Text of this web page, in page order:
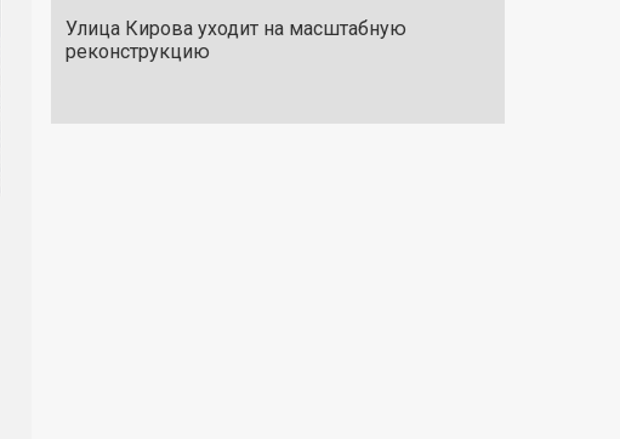
Улица Кирова уходит на масштабную
реконструкцию